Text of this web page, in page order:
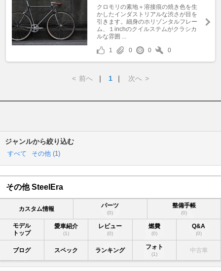
クロモリの素地＋溶接痕の焼き色を生
かしたインダストリアルな渋さが目を
引きます。細身のホリゾンタルフレー
ム、１inchのクイルステムがクラシカ
ルな雰囲 ...
1
0 0 0
< 前へ ｜ 1 ｜ 次へ >
ジャンルから絞り込む
すべて その他 (1)
その他 SteelEra
カスタム情報 パーツ
(0)
整備手帳
(0)
モデル
トップ
愛車紹介
(1)
レビュー
(0)
燃費
(0)
Q&A
(0)
ブログ スペック ランキング フォト
(1)
中古車